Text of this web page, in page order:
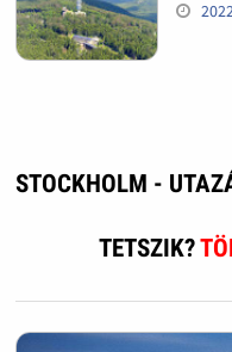
STOCKHOLM -
TETSZIK?